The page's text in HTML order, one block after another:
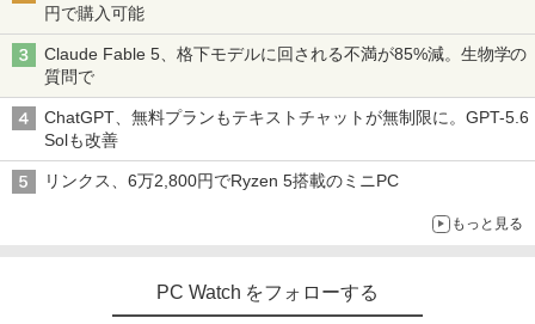
円で購入可能
Claude Fable 5、格下モデルに回される不満が85%減。生物学の
質問で
ChatGPT、無料プランもテキストチャットが無制限に。GPT-5.6
Solも改善
リンクス、6万2,800円でRyzen 5搭載のミニPC
もっと見る
PC Watch をフォローする